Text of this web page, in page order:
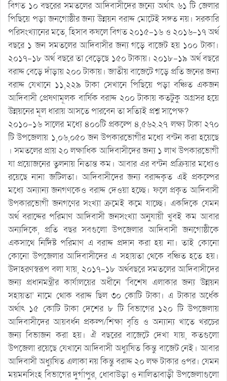
বিগত ১০ বছরের সমতলের আদিবাসীদের জন্যে অর্থাৎ ৬১ টি জেলার
পিছিয়ে পড়া জনগোষ্ঠীর জন্য উন্নয়ন বরাদ্দ মোটেই সঙ্গত নয়। সরকারি
পরিসংখ্যানের মতে, হিসাব কষলে বিগত ২০১৫-১৬ ও ২০১৬-১৭ অর্থ
বছরে ১ জন সমতলের আদিবাসীর জন্য গড়ে বাজেট হয় ১০০ টাকা।
২০১৭-১৮ অর্থ বছরে তা বেড়েছে ১৫০ টাকায়। ২০১৮-১৯ অর্থ বছরে
বরাদ্দ বেড়ে দাঁড়ায় ২০০ টাকায়। জাতীয় বাজেটে গড়ে প্রতি জনের জন্য
বরাদ্দ যেখানে ১১,২২৯ টাকা সেখানে পিছিয়ে পড়া বঞ্চিত একজন
আদিবাসী প্রেষণামূলক বার্ষিক বরাদ্দ ২০০ টাকায় কতটুকু অগ্রসর হয়ে
উন্নয়নের মূল ধারায় আসতে পারবেন তা সত্যিই প্রশ্ন সাপেক্ষ?
২০১০-১৬ সালের মধ্যে ৪০০টি প্রকল্পে ৪,৫৬২.২৭ লক্ষ্য টাকা ২৭০
টি উপজেলায় ১,০৬,০৫০ জন উপকারভোগীর মধ্যে বন্টন করা হয়েছে
। সমতলের প্রায় ২০ লক্ষাধিক আদিবাসীদের জন্য ১ লাখ উপকারভোগী
যা প্রয়োজনের তুলনায় নিতান্ত কম। আবার এর বন্টন প্রক্রিয়ার মধ্যেও
রয়েছে নানা জটিলতা। আদিবাসীদের জন্য বরাদ্দকৃত এই প্রকল্পের
মধ্যে অন্যান্য জনগণকেও বরাদ্দ দেওয়া হচ্ছে। ফলে প্রকৃত আদিবাসী
উপকারভোগী জনগণের সংখ্যা ক্রমেই কমে যাচ্ছে। একদিকে যেমন
অর্থ বরাদ্দের পরিমাণ আদিবাসী জনসংখ্যা অনুযায়ী খুবই কম আবার
অন্যদিকে, প্রতি বছর সবগুলো উপজেলার আদিবাসী জনগোষ্ঠীকে
একসাথে নির্দিষ্ট পরিমাণ এ বরাদ্দ প্রদান করা হয় না। তাই কোনো
কোনো উপজেলার আদিবাসীদের এ সহায়তা থেকে বঞ্চিত হতে হয়।
উদাহরণস্বরূপ বলা যায়, ২০১৭-১৮ অর্থবছরে সমতলের আদিবাসীদের
জন্য প্রধানমন্ত্রীর কার্যালয়ের অধীনে ‘বিশেষ এলাকার জন্য উন্নয়ন
সহায়তা’ নামে থোক বরাদ্দ ছিল ৩০ কোটি টাকা। এ টাকার অর্ধেক
অর্থাৎ ১৫ কোটি টাকা দেশের ৮ টি বিভাগের ১২০ টি উপজেলায়
আদিবাসীদের আয়বর্ধন প্রকল্প/শিক্ষা বৃত্তি ও অন্যান্য খাতে খরচের
জন্য বিভাজন করা হয়। ঐ বছরের বাজেটে দেখা যায়, কতগুলো
উপজেলা রয়েছে যেখানে আদিবাসী অধ্যুষিত কিন্তু বাজেট নেই। আবার
আদিবাসী অধ্যুষিত এলাকা নয় কিন্তু বরাদ্দ ২০ লক্ষ টাকার ওপর। যেমন
ময়মনসিংহ বিভাগের দুর্গাপুর, ধোবাউড়া ও নালিতাবাড়ী উপজেলাগুলো